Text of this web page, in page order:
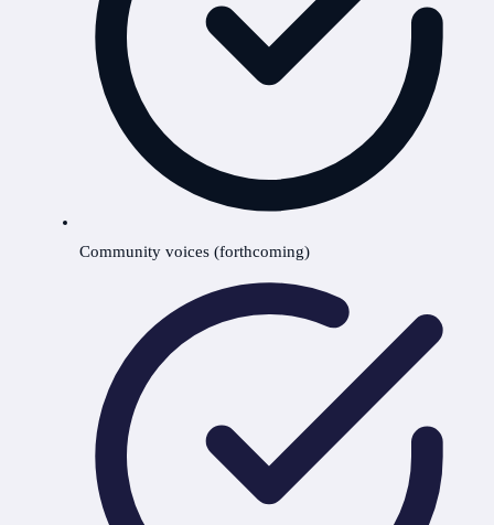
Community voices (forthcoming)